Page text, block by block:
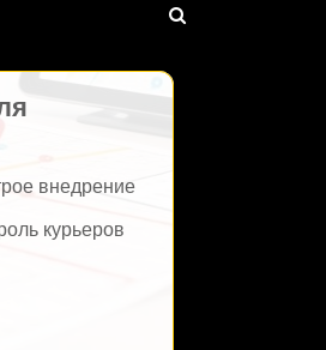
внедрение
курьеров